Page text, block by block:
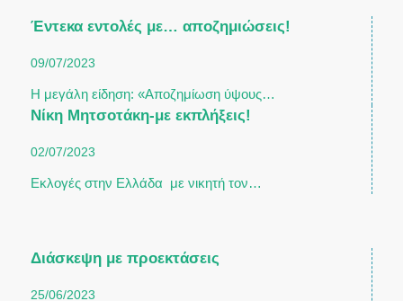
Έντεκα εντολές με… αποζημιώσεις!
09/07/2023
Η μεγάλη είδηση: «Αποζημίωση ύψους…
Νίκη Μητσοτάκη-με εκπλήξεις!
02/07/2023
Εκλογές στην Ελλάδα με νικητή τον…
Διάσκεψη με προεκτάσεις
25/06/2023